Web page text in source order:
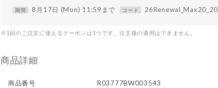
期間 8月17日 (Mon) 11:59まで コード 26Renewal_Max20_20
※1回のご注文に使えるクーポンは1つです。注文後の適用はできません。
商品詳細
商品番号 R03777BW003543